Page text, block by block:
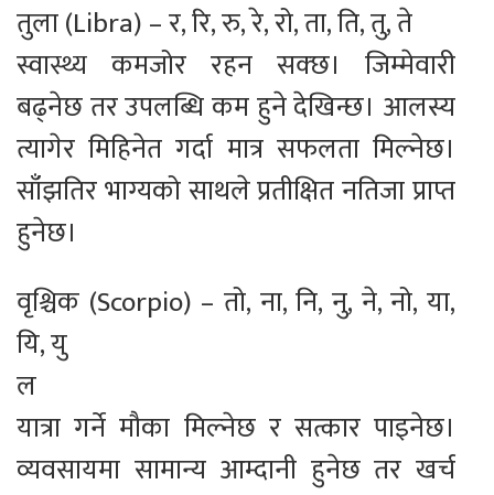
तुला (Libra) – र, रि, रु, रे, रो, ता, ति, तु, ते
स्वास्थ्य कमजोर रहन सक्छ। जिम्मेवारी
बढ्नेछ तर उपलब्धि कम हुने देखिन्छ। आलस्य
त्यागेर मिहिनेत गर्दा मात्र सफलता मिल्नेछ।
साँझतिर भाग्यको साथले प्रतीक्षित नतिजा प्राप्त
हुनेछ।
वृश्चिक (Scorpio) – तो, ना, नि, नु, ने, नो, या,
यि, यु
ल
यात्रा गर्ने मौका मिल्नेछ र सत्कार पाइनेछ।
व्यवसायमा सामान्य आम्दानी हुनेछ तर खर्च